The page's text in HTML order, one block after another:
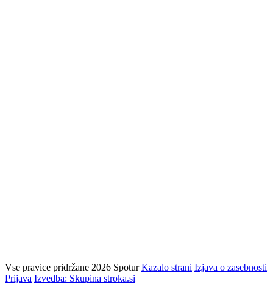
Vse pravice pridržane 2026 Spotur Kazalo strani Izjava o zasebnosti
Prijava Izvedba: Skupina stroka.si